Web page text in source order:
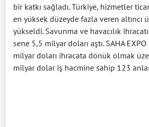
bir katkı sağladı. Türkiye, hizmetler
en yüksek düzeyde fazla veren altıncı
yükseldi. Savunma ve havacılık
sene 5,5 milyar doları aştı. SAHA
milyar doları ihracata dönük olmak
milyar dolar iş hacmine sahip 123